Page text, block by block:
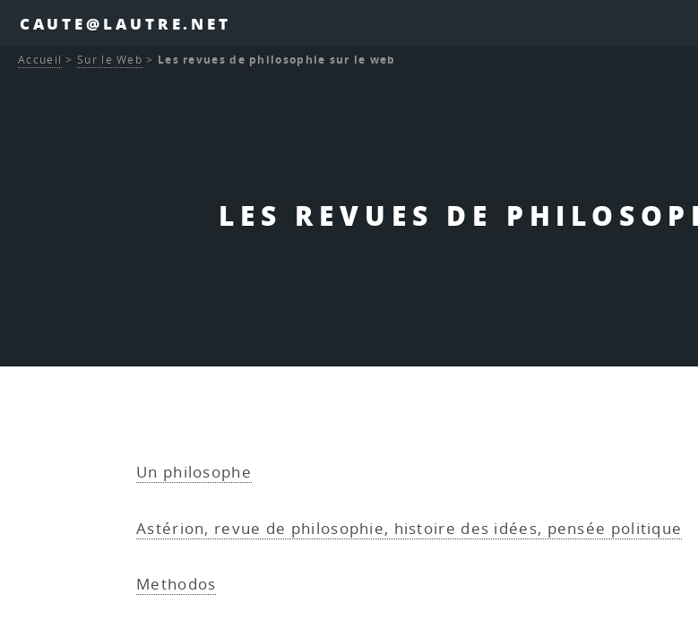
CAUTE@LAUTRE.NET
LES REVUES DE
Accueil >Sur le Web > Les revues de philosophie sur le web
Un philosophe
Astérion, revue de philosophie, histoire des idées, pensée politique
Methodos